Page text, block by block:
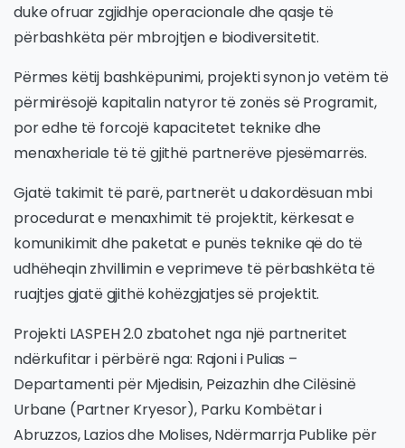
duke ofruar zgjidhje operacionale dhe qasje të
përbashkëta për mbrojtjen e biodiversitetit.
Përmes këtij bashkëpunimi, projekti synon jo vetëm të
përmirësojë kapitalin natyror të zonës së Programit,
por edhe të forcojë kapacitetet teknike dhe
menaxheriale të të gjithë partnerëve pjesëmarrës.
Gjatë takimit të parë, partnerët u dakordësuan mbi
procedurat e menaxhimit të projektit, kërkesat e
komunikimit dhe paketat e punës teknike që do të
udhëheqin zhvillimin e veprimeve të përbashkëta të
ruajtjes gjatë gjithë kohëzgjatjes së projektit.
Projekti LASPEH 2.0zbatohet nga një partneritet
ndërkufitar i përbërë nga: Rajoni i Pulias –
Departamenti për Mjedisin, Peizazhin dhe Cilësinë
Urbane (Partner Kryesor), Parku Kombëtar i
Abruzzos, Lazios dhe Molises, Ndërmarrja Publike për